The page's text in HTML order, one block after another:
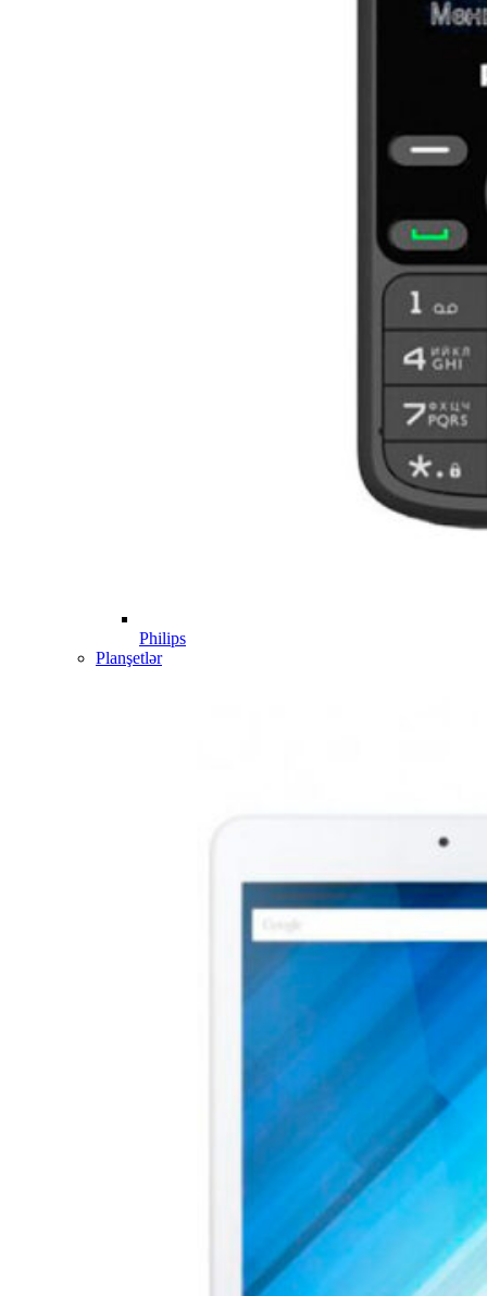
Philips
Planşetlər